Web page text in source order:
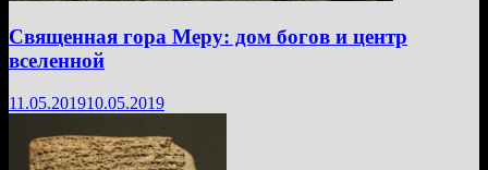
Священная гора Меру: дом богов и центр
вселенной
11.05.201910.05.2019